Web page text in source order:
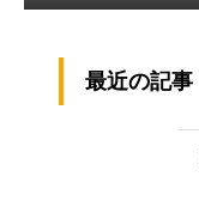
最近の記事